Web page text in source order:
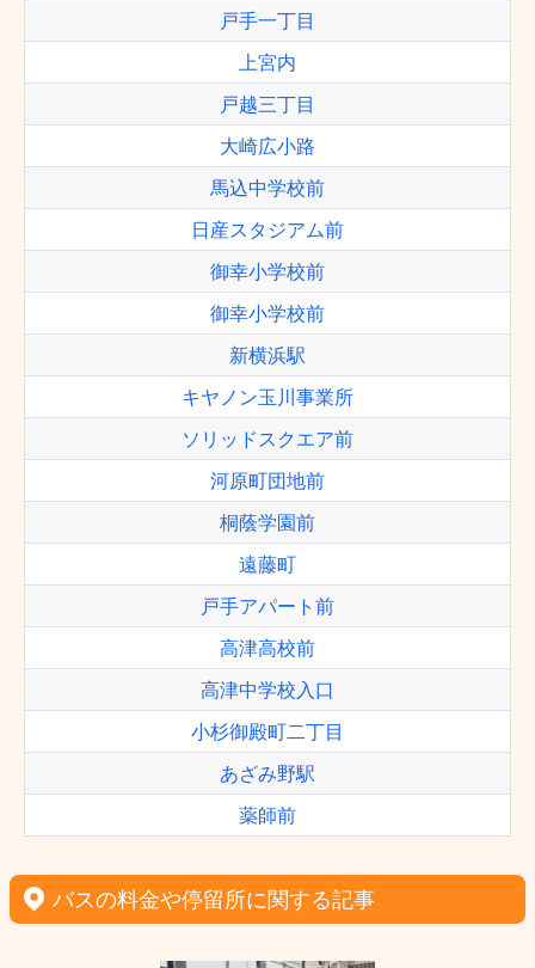
戸手一丁目
上宮内
戸越三丁目
大崎広小路
馬込中学校前
日産スタジアム前
御幸小学校前
御幸小学校前
新横浜駅
キヤノン玉川事業所
ソリッドスクエア前
河原町団地前
桐蔭学園前
遠藤町
戸手アパート前
高津高校前
高津中学校入口
小杉御殿町二丁目
あざみ野駅
薬師前
バスの料金や停留所に関する記事